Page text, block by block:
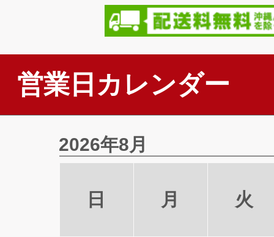
営業日カレンダー
2026年8月
日 月 火